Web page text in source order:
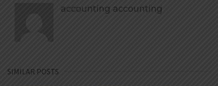
accounting accounting
SIMILAR POSTS